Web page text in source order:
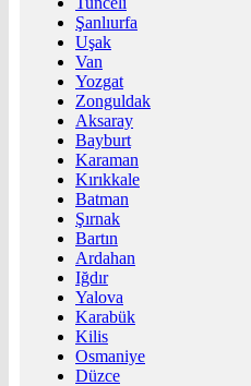
Şanlıurfa
Uşak
Van
Yozgat
Zonguldak
Aksaray
Bayburt
Karaman
Kırıkkale
Batman
Şırnak
Bartın
Ardahan
Iğdır
Yalova
Karabük
Kilis
Osmaniye
Düzce